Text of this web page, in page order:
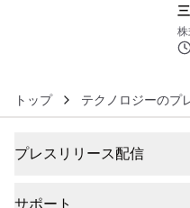
トップ テクノロジーのプ
プレスリリース配信
サポート